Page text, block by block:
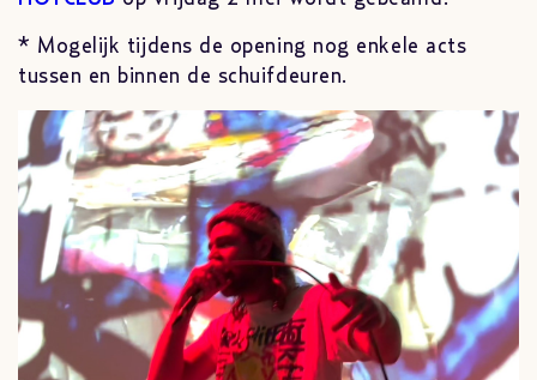
* Mogelijk tijdens de opening nog enkele acts
tussen en binnen de schuifdeuren.